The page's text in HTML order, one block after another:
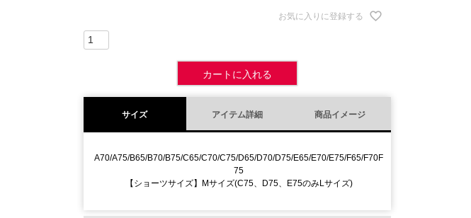
お気に入りに登録する
カートに入れる
サイズ アイテム詳細 商品イメージ
A70/A75/B65/B70/B75/C65/C70/C75/D65/D70/D75/E65/E70/E75/F65/F70F
75
【ショーツサイズ】Mサイズ(C75、D75、E75のみLサイズ)